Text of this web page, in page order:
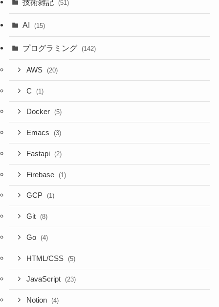
技術雑記 (51)
AI (15)
プログラミング (142)
AWS (20)
C (1)
Docker (5)
Emacs (3)
Fastapi (2)
Firebase (1)
GCP (1)
Git (8)
Go (4)
HTML/CSS (5)
JavaScript (23)
Notion (4)